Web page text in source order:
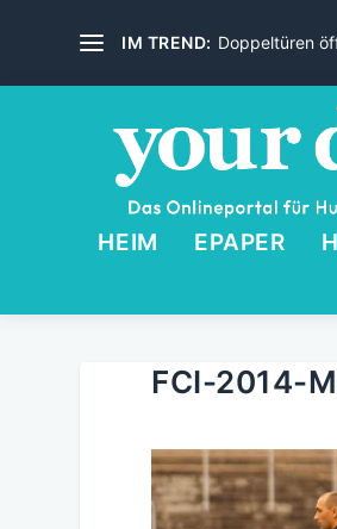
IM TREND: Doppeltüren
HEIM EPAPER
FCI-2014-